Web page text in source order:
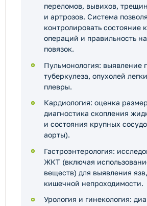
переломов, вывихов,
и артрозов. Система
контролировать состояние
операций и правильность
повязок.
Пульмонология: выявление
туберкулеза, опухолей
плевры.
Кардиология: оценка
диагностика скопления
и состояния крупных
аорты).
Гастроэнтерология:
ЖКТ (включая
веществ) для выявления
кишечной непроходимости.
Урология и гинекология: